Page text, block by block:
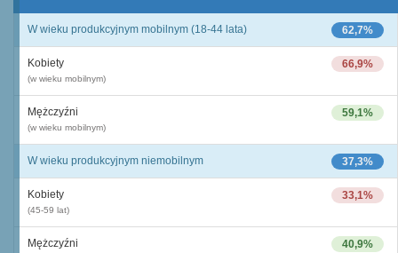
62,7%
W wieku produkcyjnym mobilnym (18-44 lata)
66,9%
Kobiety
(w wieku mobilnym)
59,1%
Mężczyźni
(w wieku mobilnym)
37,3%
W wieku produkcyjnym niemobilnym
33,1%
Kobiety
(45-59 lat)
40,9%
Mężczyźni